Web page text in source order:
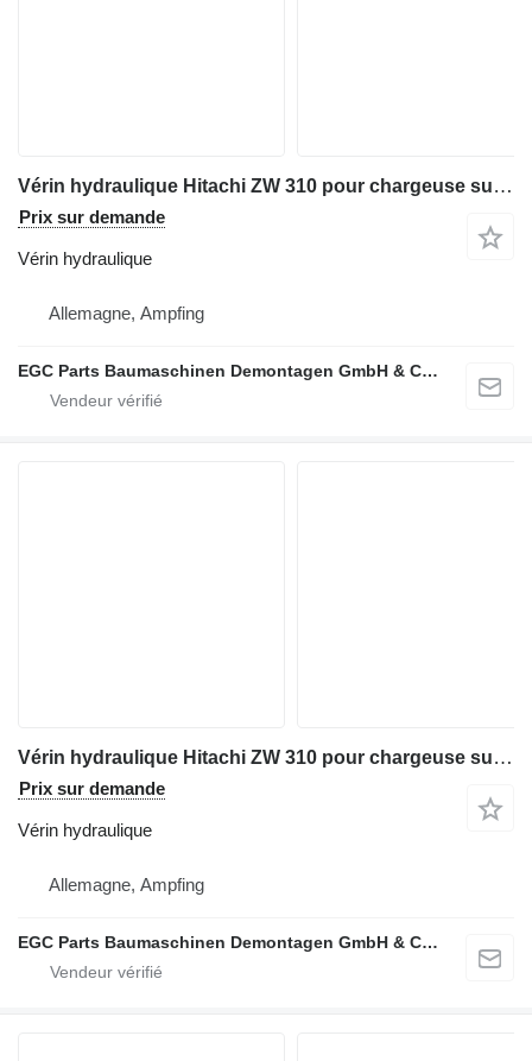
Vérin hydraulique Hitachi ZW 310 pour chargeuse sur pneus Hitachi ZW 310
Prix sur demande
Vérin hydraulique
Allemagne, Ampfing
EGC Parts Baumaschinen Demontagen GmbH & Co. KG
Vérin hydraulique Hitachi ZW 310 pour chargeuse sur pneus Hitachi ZW 310
Prix sur demande
Vérin hydraulique
Allemagne, Ampfing
EGC Parts Baumaschinen Demontagen GmbH & Co. KG